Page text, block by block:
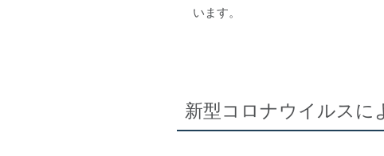
います。
新型コロナウイルスに